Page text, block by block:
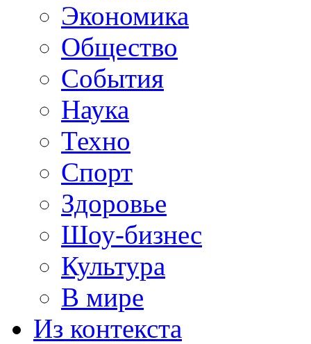
Экономика
Общество
События
Наука
Техно
Спорт
Здоровье
Шоу-бизнес
Культура
В мире
Из контекста